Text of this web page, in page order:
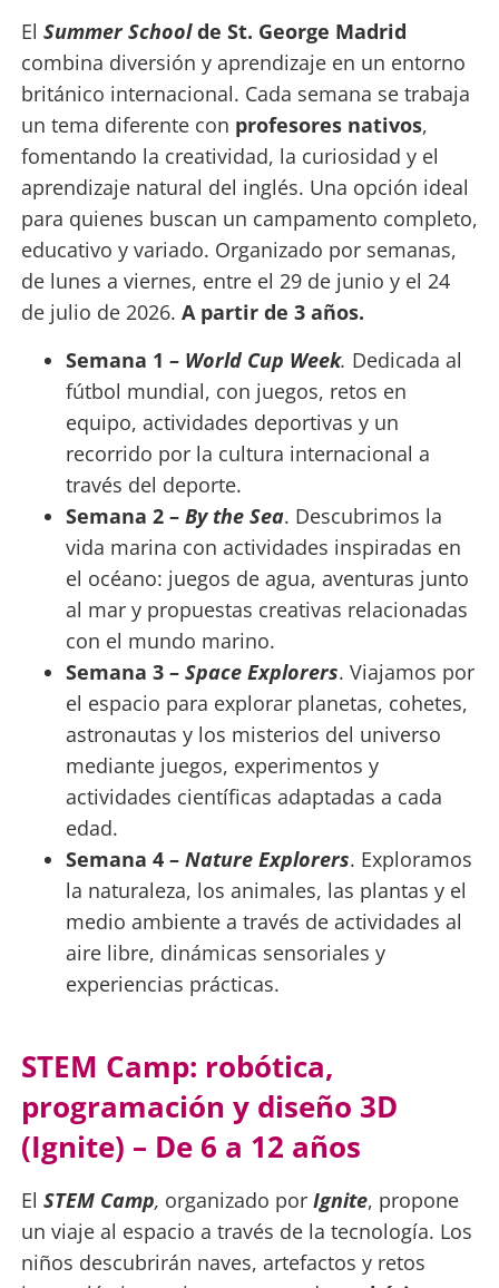
El Summer Schoolde St. George Madrid
combina diversión y aprendizaje en un entorno
británico internacional. Cada semana se trabaja
un tema diferente con profesores nativos,
fomentando la creatividad, la curiosidad y el
aprendizaje natural del inglés. Una opción ideal
para quienes buscan un campamento completo,
educativo y variado. Organizado por semanas,
de lunes a viernes, entre el 29 de junio y el 24
de julio de 2026. A partir de 3 años.
Semana 1 – World Cup Week. Dedicada al
fútbol mundial, con juegos, retos en
equipo, actividades deportivas y un
recorrido por la cultura internacional a
través del deporte.
Semana 2 – By the Sea. Descubrimos la
vida marina con actividades inspiradas en
el océano: juegos de agua, aventuras junto
al mar y propuestas creativas relacionadas
con el mundo marino.
Semana 3 – Space Explorers. Viajamos por
el espacio para explorar planetas, cohetes,
astronautas y los misterios del universo
mediante juegos, experimentos y
actividades científicas adaptadas a cada
edad.
Semana 4 – Nature Explorers. Exploramos
la naturaleza, los animales, las plantas y el
medio ambiente a través de actividades al
aire libre, dinámicas sensoriales y
experiencias prácticas.
STEM Camp: robótica,
programación y diseño 3D
(Ignite) – De 6 a 12 años
El STEM Camp, organizado por Ignite, propone
un viaje al espacio a través de la tecnología. Los
niños descubrirán naves, artefactos y retos